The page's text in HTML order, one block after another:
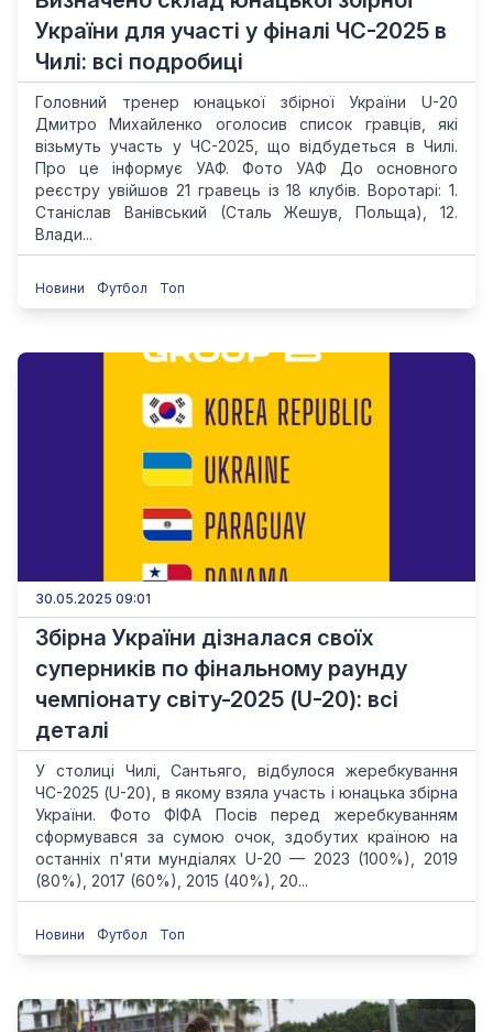
України для участі у фіналі ЧС-2025 в
Чилі: всі подробиці
Головний тренер юнацької збірної України U-20
Дмитро Михайленко оголосив список гравців, які
візьмуть участь у ЧС-2025, що відбудеться в Чилі.
Про це інформує УАФ. Фото УАФ До основного
реєстру увійшов 21 гравець із 18 клубів. Воротарі: 1.
Станіслав Ванівський (Сталь Жешув, Польща), 12.
Влади...
Новини Футбол Топ
30.05.2025 09:01
Збірна України дізналася своїх
суперників по фінальному раунду
чемпіонату світу-2025 (U-20): всі
деталі
У столиці Чилі, Сантьяго, відбулося жеребкування
ЧС-2025 (U-20), в якому взяла участь і юнацька збірна
України. Фото ФІФА Посів перед жеребкуванням
сформувався за сумою очок, здобутих країною на
останніх п'яти мундіалях U-20 — 2023 (100%), 2019
(80%), 2017 (60%), 2015 (40%), 20...
Новини Футбол Топ